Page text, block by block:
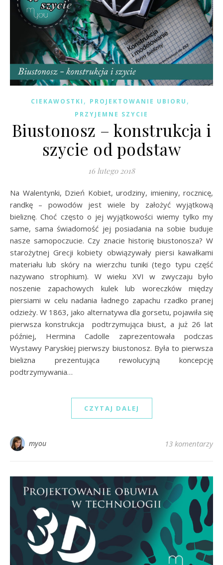
CIEKAWOSTKI , PROJEKTOWANIE UBIORU ,
PRZYJEMNE SZYCIE
Biustonosz – konstrukcja i
szycie od podstaw
16 lutego 2018
Na Walentynki, Dzień Kobiet, urodziny, imieniny, rocznicę,
randkę – powodów jest wiele by założyć wyjątkową
bieliznę. Choć często o jej wyjątkowości wiemy tylko my
same, sama świadomość jej posiadania na sobie buduje
nasze samopoczucie. Czy znacie historię biustonosza? W
starożytnej Grecji kobiety obwiązywały piersi kawałkami
materiału lub skóry na wierzchu tuniki (tego typu część
nazywano strophium). W wieku XVI w zwyczaju było
noszenie zapachowych kulek lub woreczków między
piersiami w celu nadania ładnego zapachu rzadko pranej
odzieży. W 1863, jako alternatywa dla gorsetu, pojawiła się
pierwsza konstrukcja podtrzymująca biust, a już 26 lat
później, Hermina Cadolle zaprezentowała podczas
Wystawy Paryskiej pierwszy biustonosz. Była to pierwsza
bielizna prezentująca rewolucyjną koncepcję
podtrzymywania…
CZYTAJ DALEJ
myou 13 komentarzy